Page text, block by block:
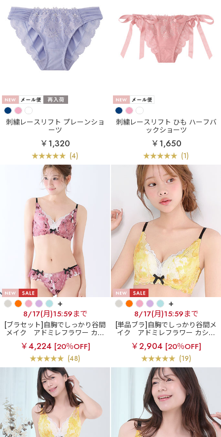
刺繍レースリフト プレーンショ
ーツ
￥1,320
(4)
刺繍レースリフト ひも ハーフバ
ックショーツ
￥1,650
(1)
+
8/17(月)15:59まで
[ブラセット]自胸でしっかり谷間
メイク
アドミレフラワー カシ
ュクールレース脇高ブラ(R) ブラ
ジャー&ショーツ
￥4,224 [20％OFF]
(48)
+
8/17(月)15:59まで
[単品ブラ]自胸でしっかり谷間メ
イク
アドミレフラワー カシュ
クールレース脇高ブラ(R) 単品ブ
ラジャー
￥2,904 [20％OFF]
(19)